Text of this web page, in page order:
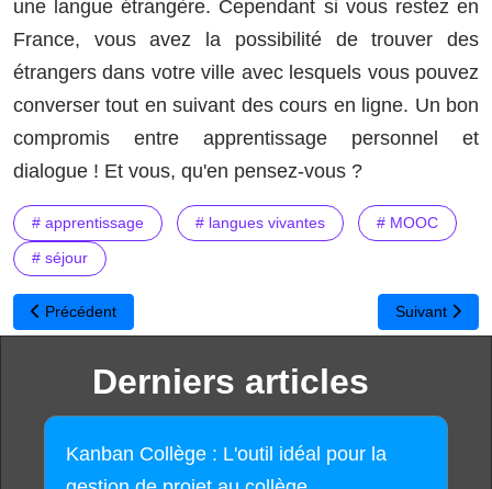
une langue étrangère. Cependant si vous restez en
France, vous avez la possibilité de trouver des
étrangers dans votre ville avec lesquels vous pouvez
converser tout en suivant des cours en ligne. Un bon
compromis entre apprentissage personnel et
dialogue ! Et vous, qu'en pensez-vous ?
# apprentissage # langues vivantes # MOOC
# séjour
Article précédent : ECO : un projet européen autour des sMOOC
Précédent Article
Suivant
Derniers articles
Kanban Collège : L'outil idéal pour la